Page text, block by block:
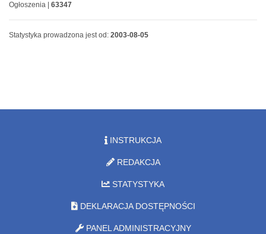
Ogłoszenia | 63347
Statystyka prowadzona jest od: 2003-08-05
INSTRUKCJA
REDAKCJA
STATYSTYKA
DEKLARACJA DOSTĘPNOŚCI
PANEL ADMINISTRACYJNY